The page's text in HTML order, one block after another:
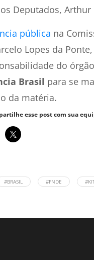
Deputados,
pública na
Lopes da
do
Brasil para se
da matéria.
esse post com sua
#BRASIL #FNDE